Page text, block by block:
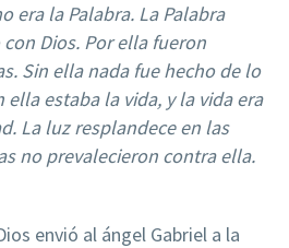
era la Palabra. La Palabra
Dios. Por ella fueron
Sin ella nada fue hecho de lo
ella estaba la vida, y la vida era
La luz resplandece en las
no prevalecieron contra ella.
envió al ángel Gabriel a la